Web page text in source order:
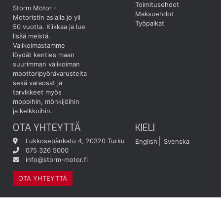
Storm Motor -
Motoristin asialla jo yli
50 vuotta. Klikkaa ja lue
lisää meistä.
Valikoimastamme
löydät kenties maan
suurimman valikoiman
moottoripyörävarusteita
sekä varaosat ja
tarvikkeet myös
mopoihin, mönkijöihin
ja kelkkoihin.
Toimitusehdot
Maksuehdot
Työpaikat
OTA YHTEYTTÄ
Lukkosepänkatu 4, 20320 Turku
075 326 5000
info@storm-motor.fi
OTA YHTEYTTÄ
KIELI
English Svenska